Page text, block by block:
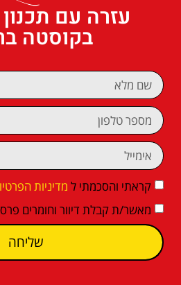
עזרה עם
בקוסטה
קראתי והסכמתי ל מדיניות
מאשר/ת קבלת דיוור וחומרים
שליחה